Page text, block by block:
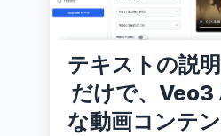
テキストの説
だけで、Veo3
な動画コンテ